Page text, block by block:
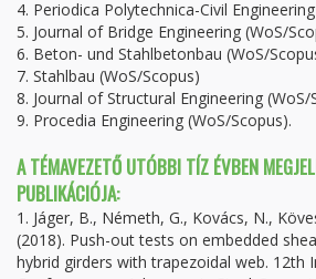
4. Periodica Polytechnica-Civil
5. Journal of Bridge Engineering (WoS/
6. Beton- und Stahlbetonbau (WoS/
7. Stahlbau (WoS/Scopus)
8. Journal of Structural Engineering (WoS/
9. Procedia Engineering (WoS/Scopus).
A TÉMAVEZETŐ UTÓBBI TÍZ ÉVBEN
PUBLIKÁCIÓJA:
1. Jáger, B., Németh, G., Kovács, N.,
(2018). Push-out tests on embedded
hybrid girders with trapezoidal web. 12th